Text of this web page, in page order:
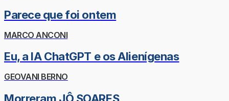
Parece que foi ontem
MARCO ANCONI
Eu, a IA ChatGPT e os Alienígenas
GEOVANI BERNO
Morreram JÔ SOARES